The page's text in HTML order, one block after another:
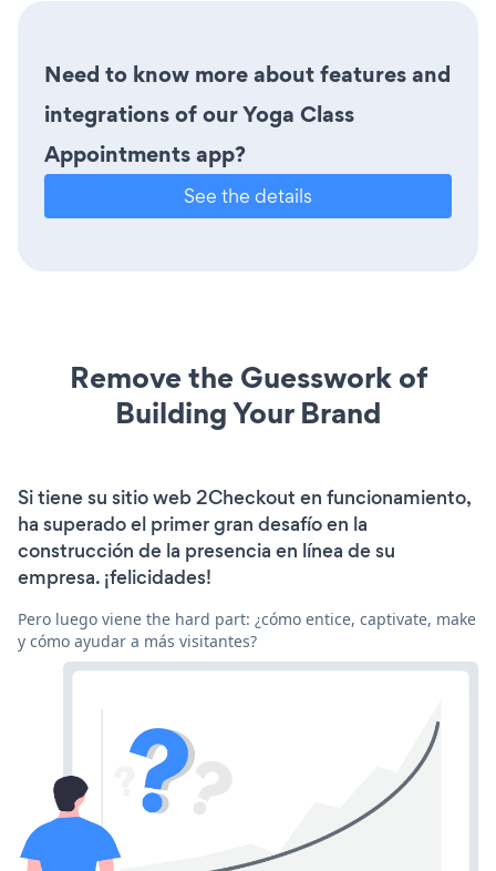
Need to know more about features and
integrations of our Yoga Class
Appointments app?
See the details
Remove the Guesswork of
Building Your Brand
Si tiene su sitio web 2Checkout en funcionamiento,
ha superado el primer gran desafío en la
construcción de la presencia en línea de su
empresa. ¡felicidades!
Pero luego viene the hard part: ¿cómo entice, captivate, make
y cómo ayudar a más visitantes?